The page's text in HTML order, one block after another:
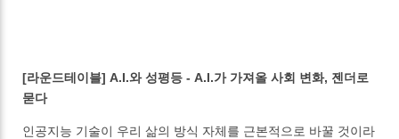
[라운드테이블] A.I.와 성평등 - A.I.가 가져올 사회 변화, 젠더로
묻다
인공지능 기술이 우리 삶의 방식 자체를 근본적으로 바꿀 것이라